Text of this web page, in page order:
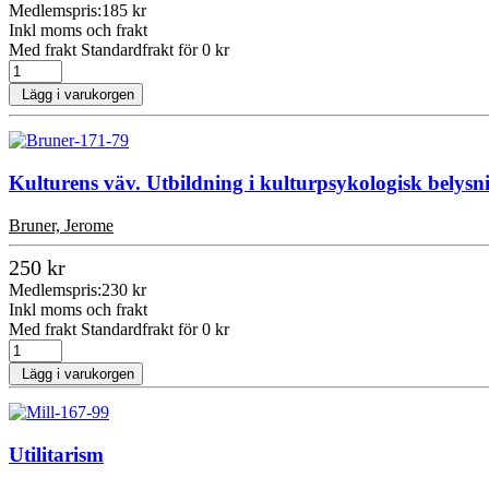
Medlemspris:185 kr
Inkl moms och frakt
Med frakt Standardfrakt för 0 kr
Lägg i varukorgen
Kulturens väv. Utbildning i kulturpsykologisk
Bruner, Jerome
250 kr
Medlemspris:230 kr
Inkl moms och frakt
Med frakt Standardfrakt för 0 kr
Lägg i varukorgen
Utilitarism